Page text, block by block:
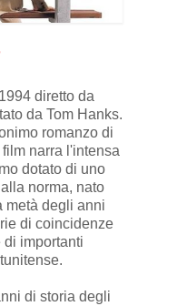
diretto da
da Tom Hanks.
romanzo di
narra l'intensa
dotato di uno
norma, nato
metà degli anni
di coincidenze
di importanti
di storia degli